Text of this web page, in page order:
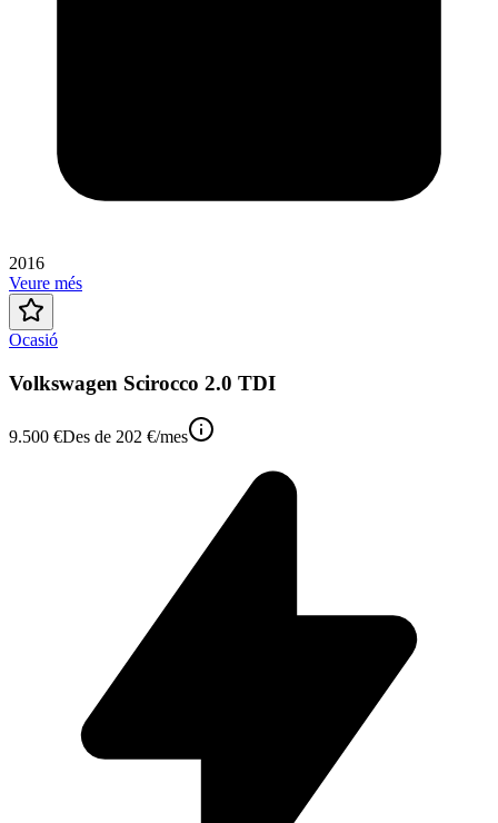
2016
Veure més
Ocasió
Volkswagen Scirocco 2.0 TDI
9.500 €Des de 202 €/mes